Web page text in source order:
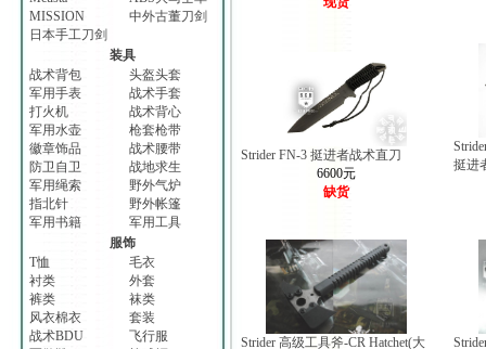
MISSION
中外古董刀剑
日本手工刀剑
装具
战术背包
头盔头套
军用手表
战术手套
打火机
战术背心
军用水壶
枪套枪带
徽章饰品
战术腰带
防卫自卫
战地求生
军用绳索
野外气炉
指北针
野外帐篷
军用书籍
军用工具
服饰
T恤
毛衣
衬类
外套
裤类
袜类
风衣棉衣
套装
战术BDU
飞行服
Strider FN-3 挺进者战术直刀
6600元
缺货
挺进
Strider 高级工具斧-CR Hatchet(大